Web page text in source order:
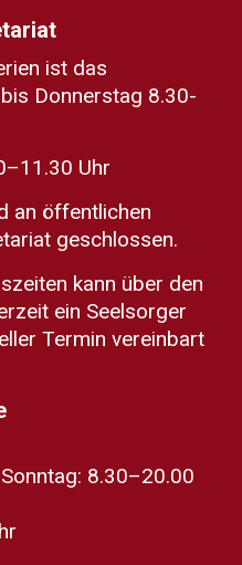
ist das
Donnerstag 8.30-
Uhr
an öffentlichen
geschlossen.
kann über den
ein Seelsorger
Termin vereinbart
8.30–20.00